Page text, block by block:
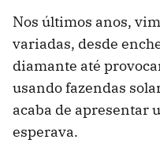
Nos últimos anos,
variadas, desde
diamante até
usando fazendas
acaba de apresentar
esperava.